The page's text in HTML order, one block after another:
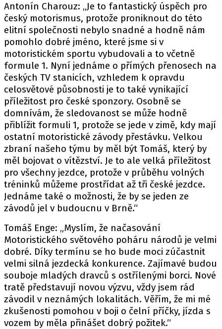
Máte příběh, fotku nebo video?
Pošlete e-mail na autoroad.cz
ETICKÝ KODEX
KONTAKT
VYDAVATEL
INZERCE
OSOBNÍ ÚDAJE / COOKIES
Provozovatelem serveru autoroad.cz je
INCORP MEDIA GROUP s.r.o., IČ: 118 23 054
Antonín Charouz: „Je to fantastický úspěch pro
český motorismus, protože proniknout do této
elitní společnosti nebylo snadné a hodně nám
pomohlo dobré jméno, které jsme si v
motoristickém sportu vybudovali a to včetně
formule 1. Nyní jednáme o přímých přenosech na
českých TV stanicích, vzhledem k opravdu
celosvětové působnosti je to také vynikající
příležitost pro české sponzory. Osobně se
domnívám, že sledovanost se může hodně
přiblížit formuli 1, protože se jede v zimě, kdy mají
ostatní motoristické závody přestávku. Velkou
zbraní našeho týmu by měl být Tomáš, který by
měl bojovat o vítězství. Je to ale velká příležitost
pro všechny jezdce, protože v průběhu volných
tréninků můžeme prostřídat až tři české jezdce.
Jednáme také o možnosti, že by se jeden ze
závodů jel v budoucnu v Brně.“
Tomáš Enge: „Myslím, že načasování
Motoristického světového poháru národů je velmi
dobré. Díky termínu se ho bude moci zúčastnit
velmi silná jezdecká konkurence. Zajímavé budou
souboje mladých dravců s ostřílenými borci. Nové
tratě představují novou výzvu, vždy jsem rád
závodil v neznámých lokalitách. Věřím, že mi mé
zkušenosti pomohou v boji o čelní příčky, jízda s
vozem by měla přinášet dobrý požitek.“